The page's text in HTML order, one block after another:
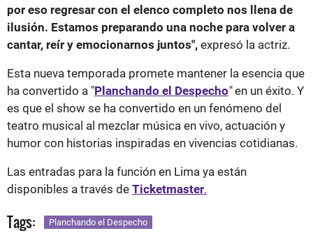
por eso regresar con el elenco completo nos llena de
ilusión. Estamos preparando una noche para volver a
cantar, reír y emocionarnos juntos", expresó la actriz.
Esta nueva temporada promete mantener la esencia que
ha convertido a "Planchando el Despecho"en un éxito. Y
es que el show se ha convertido en un fenómeno del
teatro musical al mezclar música en vivo, actuación y
humor con historias inspiradas en vivencias cotidianas.
Las entradas para la función en Lima ya están
disponibles a través de Ticketmaster.
Tags: Planchando el Despecho